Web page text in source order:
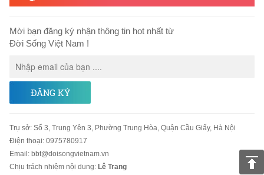
Mời bạn đăng ký nhận thông tin hot nhất từ
Đời Sống Việt Nam !
ĐĂNG KÝ
Trụ sở: Số 3, Trung Yên 3, Phường Trung Hòa, Quận Cầu Giấy, Hà Nội
Điện thoại: 0975780917
Email : bbt@doisongvietnam.vn
Chịu trách nhiệm nội dung: Lê Trang